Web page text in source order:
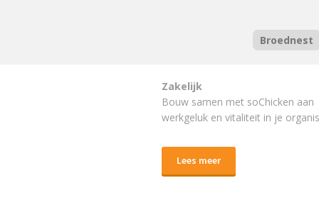
Broednest
Zakelijk
Bouw samen met soChicken aan
werkgeluk en vitaliteit in je
Lees meer